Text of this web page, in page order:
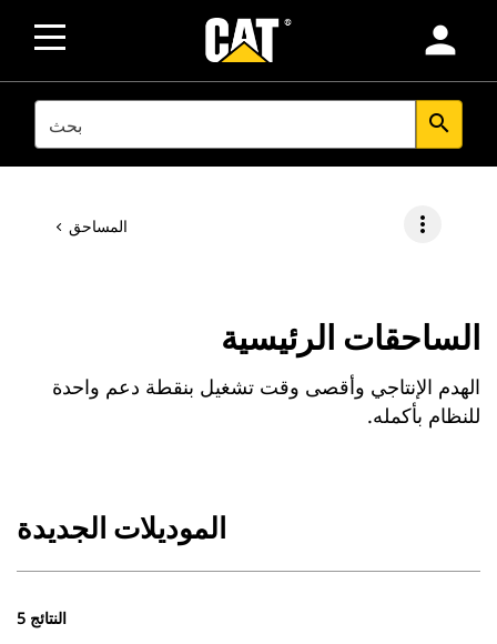
person
SEARCH search
المساحق more_vert
الساحقات الرئيسية
الهدم الإنتاجي وأقصى وقت تشغيل بنقطة دعم واحدة
للنظام بأكمله.
الموديلات الجديدة
5 النتائج